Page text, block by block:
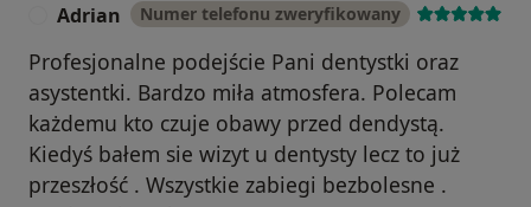
Adrian Numer telefonu zweryfikowany
Profesjonalne podejście Pani dentystki oraz
asystentki. Bardzo miła atmosfera. Polecam
każdemu kto czuje obawy przed dendystą.
Kiedyś bałem sie wizyt u dentysty lecz to już
przeszłość . Wszystkie zabiegi bezbolesne .